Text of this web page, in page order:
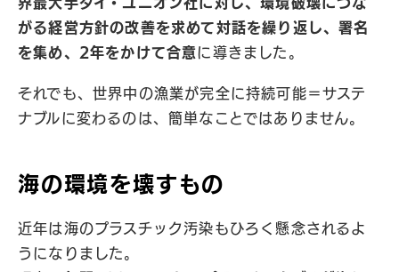
界最大手タイ・ユニオン社に対し、環境破壊につな
がる経営方針の改善を求めて対話を繰り返し、署名
を集め、2年をかけて合意に導きました。
それでも、世界中の漁業が完全に持続可能＝サステ
ナブルに変わるのは、簡単なことではありません。
海の環境を壊すもの
近年は海のプラスチック汚染もひろく懸念されるよ
うになりました。